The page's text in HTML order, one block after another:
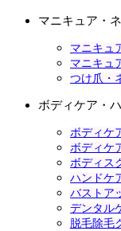
マニキュア・
マニキュ
マニキュ
つけ爪・
ボディケア・
ボディケ
ボディケ
ボディス
ハンドケ
バストア
デンタル
脱毛除毛